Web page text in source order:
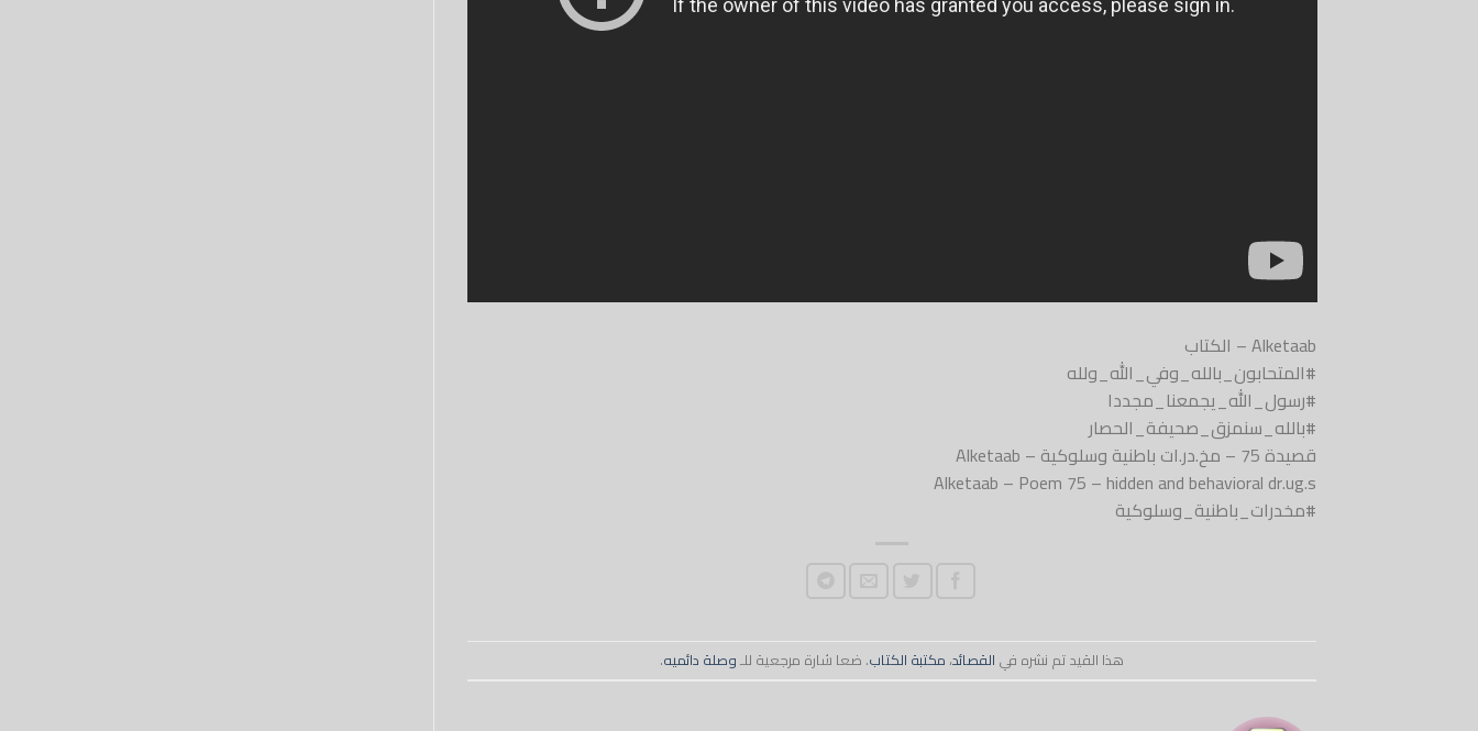
Alketaab – الكتاب
#المتحابون_بالله_وفي_الله_ولله
#رسول_الله_يجمعنا_مجددا
#بالله_سنمزق_صحيفة_الحصار
قصيدة 75 – مخ.در.ات باطنية وسلوكية – Alketaab
Alketaab – Poem 75 – hidden and behavioral dr.ug.s
#مخدرات_باطنية_وسلوكية
هذا القيد تم نشره في القصائد، مكتبة الكتاب. ضعا شارة مرجعية للـوصلة دائميه.